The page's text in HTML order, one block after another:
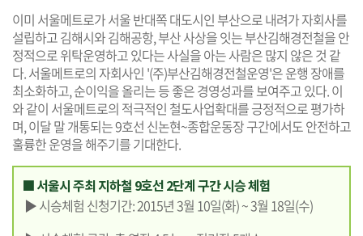
이미 서울메트로가 서울 반대쪽 대도시인 부산으로 내려가 자회사를
설립하고 김해시와 김해공항, 부산 사상을 잇는 부산김해경전철을 안
정적으로 위탁운영하고 있다는 사실을 아는 사람은 많지 않은 것 같
다. 서울메트로의 자회사인 '(주)부산김해경전철운영'은 운행 장애를
최소화하고, 순이익을 올리는 등 좋은 경영성과를 보여주고 있다. 이
와 같이 서울메트로의 적극적인 철도사업확대를 긍정적으로 평가하
며, 이달 말 개통되는 9호선 신논현~종합운동장 구간에서도 안전하고
훌륭한 운영을 해주기를 기대한다.
■ 서울시 주최 지하철 9호선 2단계 구간 시승 체험
▶ 시승체험 신청기간: 2015년 3월 10일(화) ~ 3월 18일(수)